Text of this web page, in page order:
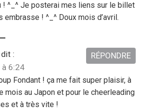
! ^_^ Je posterai mes liens sur le billet
embrasse ! ^_^ Doux mois d’avril.
dit :
6:24
Fondant ! ça me fait super plaisir, à
mois au Japon et pour le cheerleading
et à très vite !
RÉPONDRE